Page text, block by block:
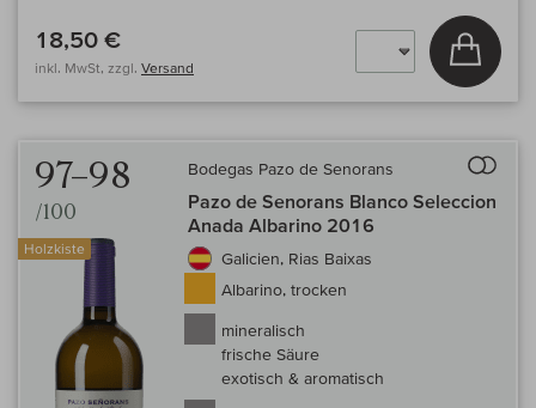
18,50 €
inkl. MwSt, zzgl. Versand
In
97–98
/100
Holzkiste
Bodegas Pazo de Senorans
Pazo de Senorans Blanco Seleccion
Anada Albarino 2016
Galicien, Rias Baixas
Albarino, trocken
mineralisch
frische Säure
exotisch & aromatisch